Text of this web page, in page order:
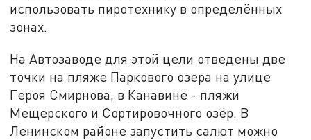
использовать пиротехнику в определённых
зонах.
На Автозаводе для этой цели отведены две
точки на пляже Паркового озера на улице
Героя Смирнова, в Канавине - пляжи
Мещерского и Сортировочного озёр. В
Ленинском районе запустить салют можно